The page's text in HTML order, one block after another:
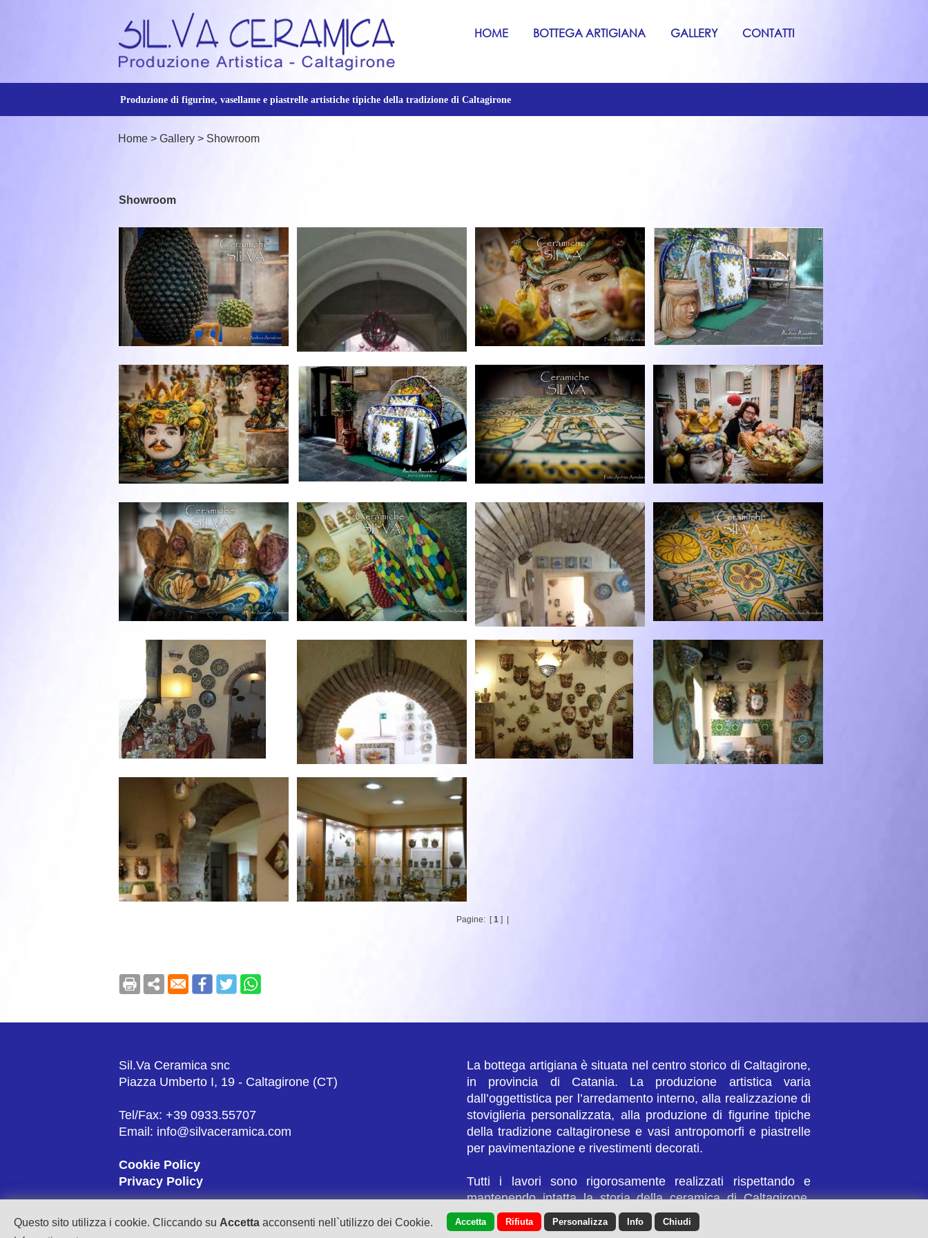
Questo sito utilizza i cookie. Cliccando su Accetta acconsenti nell`utilizzo dei Cookie. Accetta Rifiuta Personalizza Info Chiudi
Produzione di figurine, vasellame e piastrelle artistiche tipiche della tradizione di Caltagirone
HOME BOTTEGA ARTIGIANA GALLERY CONTATTI
Home > Gallery > Showroom
Showroom
Pagine: [1 ] |
Sil.Va Ceramica snc
Piazza Umberto I, 19 - Caltagirone (CT)
Tel/Fax: +39 0933.55707
Email: info@silvaceramica.com
Cookie Policy
Privacy Policy
P. IVA: 03059330872
La bottega artigiana è situata nel centro storico di Caltagirone,
in provincia di Catania. La produzione artistica varia
dall’oggettistica per l’arredamento interno, alla realizzazione di
stoviglieria personalizzata, alla produzione di figurine tipiche
della tradizione caltagironese e vasi antropomorfi e piastrelle
per pavimentazione e rivestimenti decorati.
Tutti i lavori sono rigorosamente realizzati rispettando e
mantenendo intatta la storia della ceramica di Caltagirone,
grazie alla collaborazione di Valeria La Spina, Emanuela
Maniglia ed il maestro Silvestro Saporito.ermini e Condizioni